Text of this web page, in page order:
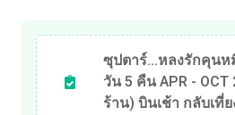
ซุปตาร์...หลงรักคุนห
วัน 5 คืน APR -
ร้าน) บินเช้า กลับเที่ย